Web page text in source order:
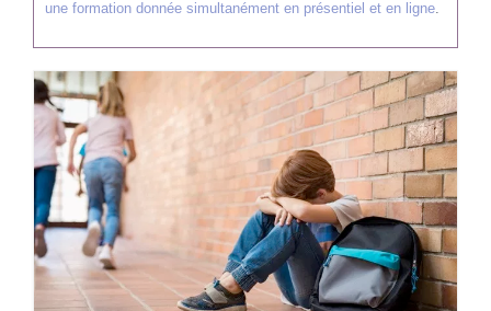
une formation donnée simultanément en présentiel et en ligne